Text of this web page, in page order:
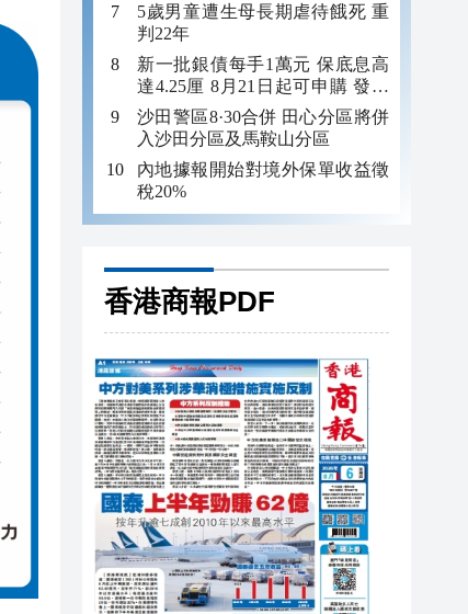
5歲男童遭生母長期虐待餓死 重
判22年
新一批銀債每手1萬元 保底息高
達4.25厘 8月21日起可申購 發行
金額最多550億
沙田警區8·30合併 田心分區將併
入沙田分區及馬鞍山分區
內地據報開始對境外保單收益徵
稅20%
香港商報PDF